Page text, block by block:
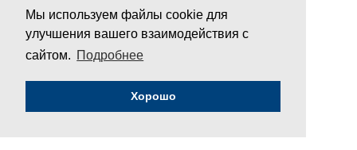
Мы используем файлы cookie для
улучшения вашего взаимодействия с
сайтом. Подробнее
Хорошо
/Представлено в сокращении/